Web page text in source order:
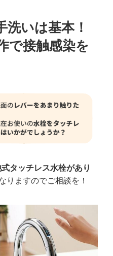
洗いは基本！
で接触感染を
タッチレス水栓があり
りますのでご相談を！